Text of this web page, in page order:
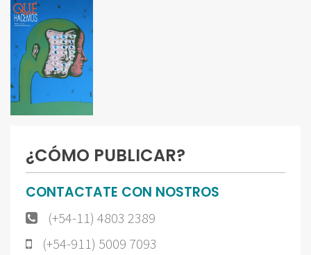
¿CÓMO PUBLICAR?
CONTACTATE CON NOSTROS
(+54-11) 4803 2389
(+54-911) 5009 7093